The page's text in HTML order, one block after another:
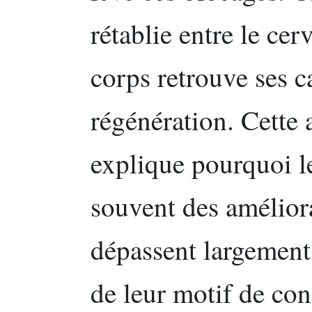
rétablie entre le
corps retrouve ses
régénération.
explique pourquoi
souvent des
dépassent
de leur motif de